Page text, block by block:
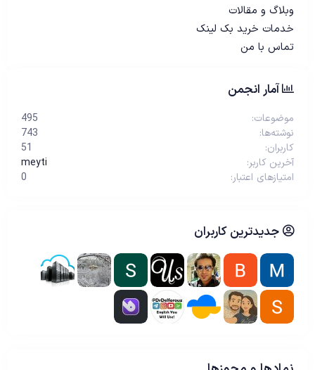
وبلاگ و مقالات
خدمات خرید بک لینک
تماس با من
آمار انجمن
موضوعات
495
نوشته‌ها
743
کاربران
51
آخرین کاربر
meyti
امتیازهای اعتبار
0
جدیدترین کاربران